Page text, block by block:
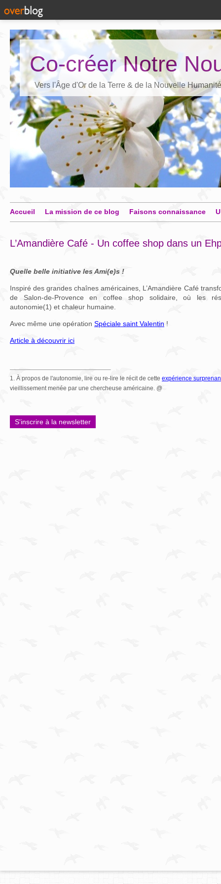
Co-créer Notre
Vers l'Âge d'Or de la Terre & de la Nouvelle Humanité
Accueil La mission de ce blog Faisons connaissance
L’Amandière Café - Un coffee shop dans un
Quelle belle initiative les Ami(e)s !
Inspiré des grandes chaînes américaines, L’Amandière Café
de Salon-de-Provence en coffee shop solidaire, où les
autonomie(1) et chaleur humaine.
Avec même une opération Spéciale saint Valentin !
Article à découvrir ici
1. À propos de l'autonomie, lire ou re-lire le récit de cette expérience
vieillissement menée par une chercheuse américaine. @
S'inscrire à la newsletter